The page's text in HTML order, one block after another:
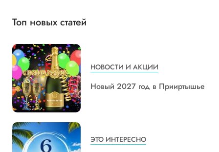
Топ новых статей
НОВОСТИ И АКЦИИ
Новый 2027 год в Прииртышье
ЭТО ИНТЕРЕСНО